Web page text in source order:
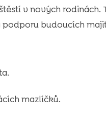
v nových rodinách.
podporu budoucích
mazlíčků.